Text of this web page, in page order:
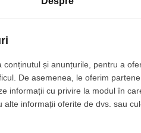
decât cele din ratan, ceea ce
ca ratanul, există modele
sintetic)